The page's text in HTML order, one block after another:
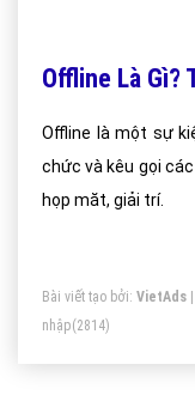
Offline Là Gì?
Offline là một sự kiện
chức và kêu gọi
họp măt, giải trí.
Bài viết tạo bởi: VietAds
nhập(2814)